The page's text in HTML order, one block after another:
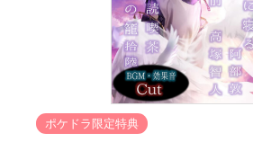
ポケドラ限定特典